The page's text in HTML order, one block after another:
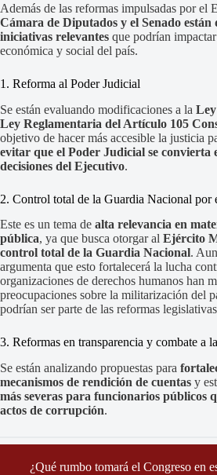
Además de las reformas impulsadas por el
Cámara de Diputados y el Senado están
iniciativas relevantes que podrían
económica y social del país.
1. Reforma al Poder Judicial
Se están evaluando modificaciones a la
Ley Reglamentaria del Artículo 105
objetivo de hacer más accesible la justicia
evitar que el Poder Judicial se convierta
decisiones del Ejecutivo.
2. Control total de la Guardia Nacional por
Este es un tema de alta relevancia en
pública, ya que busca otorgar al Ejército
control total de la Guardia Nacional.
argumenta que esto fortalecerá la lucha
organizaciones de derechos humanos han
preocupaciones sobre la militarización del
podrían ser parte de las reformas
3. Reformas en transparencia y combate a
Se están analizando propuestas para
mecanismos de rendición de cuentas y
más severas para funcionarios públicos
actos de corrupción.
¿Qué rumbo tomará el Congreso en